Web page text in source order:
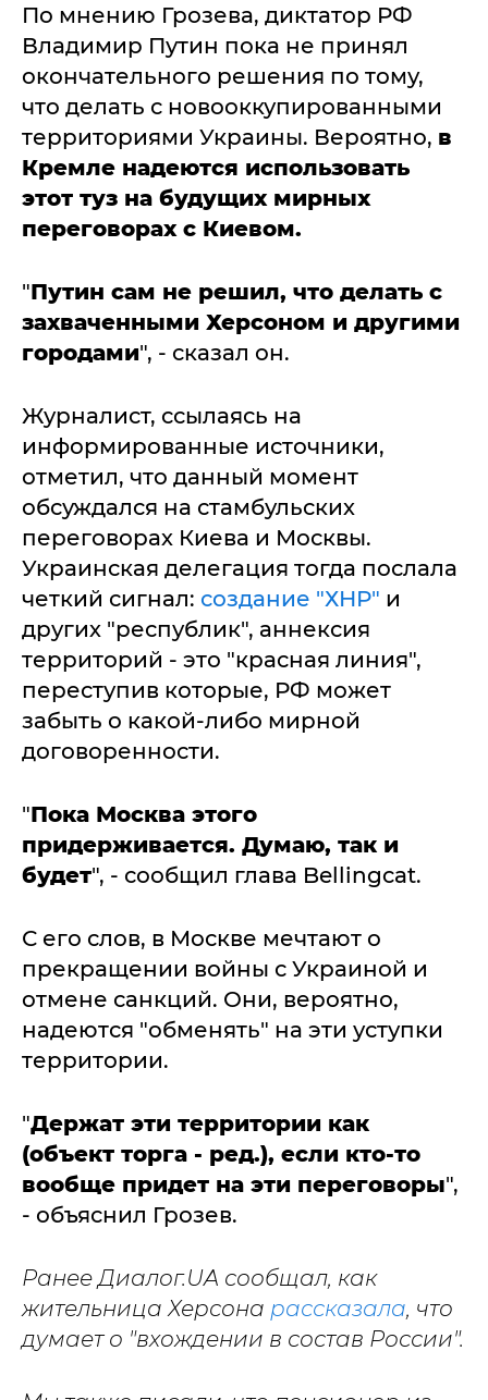
По мнению Грозева, диктатор РФ
Владимир Путин пока не принял
окончательного решения по тому,
что делать с новооккупированными
территориями Украины. Вероятно, в
Кремле надеются использовать
этот туз на будущих мирных
переговорах с Киевом.
"Путин сам не решил, что делать с
захваченными Херсоном и другими
городами", - сказал он.
Журналист, ссылаясь на
информированные источники,
отметил, что данный момент
обсуждался на стамбульских
переговорах Киева и Москвы.
Украинская делегация тогда послала
четкий сигнал: создание "ХНР" и
других "республик", аннексия
территорий - это "красная линия",
переступив которые, РФ может
забыть о какой-либо мирной
договоренности.
"Пока Москва этого
придерживается. Думаю, так и
будет", - сообщил глава Bellingcat.
С его слов, в Москве мечтают о
прекращении войны с Украиной и
отмене санкций. Они, вероятно,
надеются "обменять" на эти уступки
территории.
"Держат эти территории как
(объект торга - ред.), если кто-то
вообще придет на эти переговоры",
- объяснил Грозев.
Ранее Диалог.UA сообщал, как
жительница Херсона рассказала, что
думает о "вхождении в состав России".